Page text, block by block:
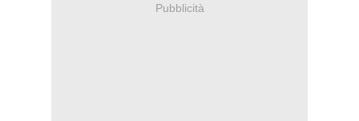
Pubblicità